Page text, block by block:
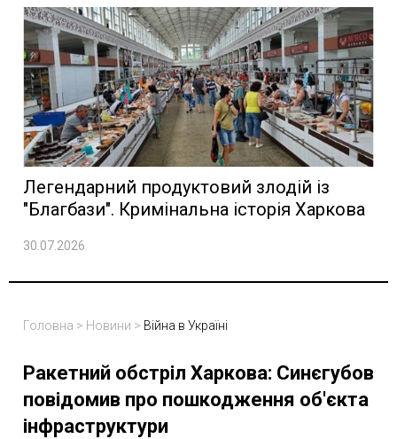
Легендарний продуктовий злодій із
"Благбази". Кримінальна історія Харкова
30.07.2026
Головна > Новини > Війна в Україні
Ракетний обстріл Харкова: Синєгубов
повідомив про пошкодження об'єкта
інфраструктури